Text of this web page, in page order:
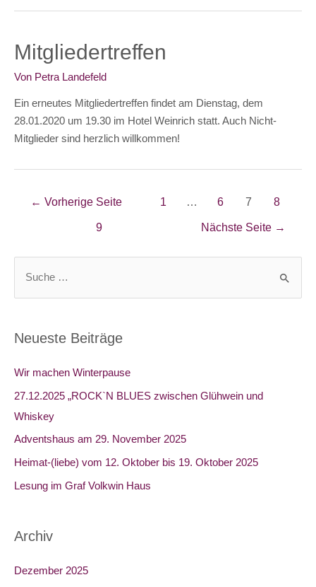
Mitgliedertreffen
Von Petra Landefeld
Ein erneutes Mitgliedertreffen findet am Dienstag, dem
28.01.2020 um 19.30 im Hotel Weinrich statt. Auch Nicht-
Mitglieder sind herzlich willkommen!
Beitragsnavigation
← Vorherige Seite 1 … 6 7 8
9 Nächste Seite →
n
Neueste Beiträge
Wir machen Winterpause
27.12.2025 „ROCK`N BLUES zwischen Glühwein und
Whiskey
Adventshaus am 29. November 2025
Heimat-(liebe) vom 12. Oktober bis 19. Oktober 2025​
Lesung im Graf Volkwin Haus
Archiv
Dezember 2025